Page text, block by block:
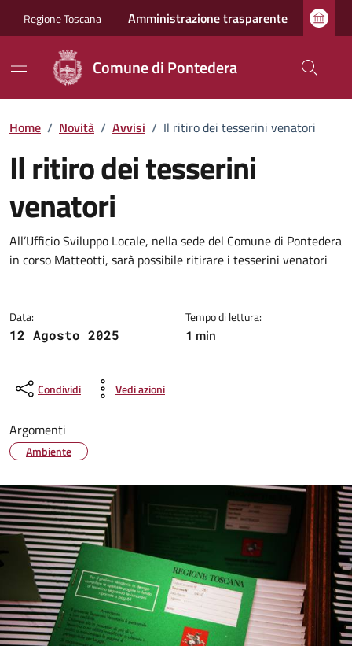
Regione Toscana Amministrazione trasparente
Comune di Pontedera
Home / Novità / Avvisi / Il ritiro dei tesserini venatori
Il ritiro dei tesserini
venatori
Dettagli della notizia
All’Ufficio Sviluppo Locale, nella sede del Comune di Pontedera
in corso Matteotti, sarà possibile ritirare i tesserini venatori
Data:
12 Agosto 2025
Tempo di lettura:
1 min
Condividi Vedi azioni
Argomenti
Ambiente